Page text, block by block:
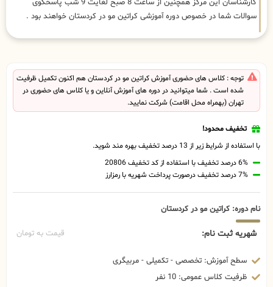
سوالات شما در خصوص دوره آموزشی کراتین مو در کردستان خواهند بود .
توجه : کلاس های حضوری آموزش کراتین مو در کردستان هم اکنون تکمیل ظرفیت
شده است . شما میتوانید در دوره های آموزش آنلاین و یا کلاس های حضوری در
تهران (بهمراه محل اقامت) شرکت نمایید.
تخفیف محدود!
با استفاده از شرایط زیر از 13 درصد تخفیف بهره مند شوید.
6% درصد تخفیف با استفاده از کد تخفیف 20806
7% درصد تخفیف درصورت پرداخت شهریه با رمزارز
نام دوره: کراتین مو در کردستان
شهریه ثبت نام: قیمت به تومان
سطح آموزش: تخصصی - تکمیلی - مربیگری
ظرفیت کلاس عمومی: 10 نفر